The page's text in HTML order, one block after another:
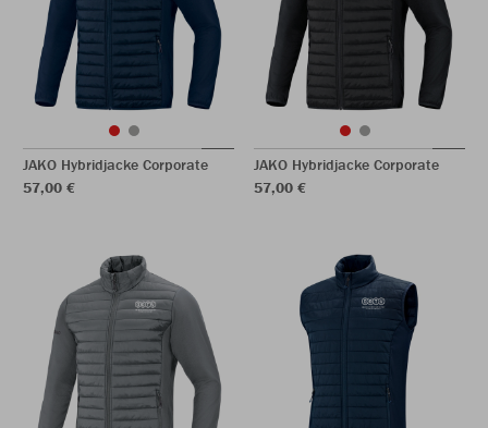
JAKO Hybridjacke Corporate
57,00 €
JAKO Hybridjacke Corporate
57,00 €